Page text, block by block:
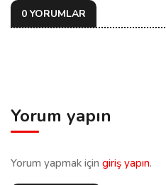
0 YORUMLAR
Yorum yapın
Yorum yapmak için giriş yapın.